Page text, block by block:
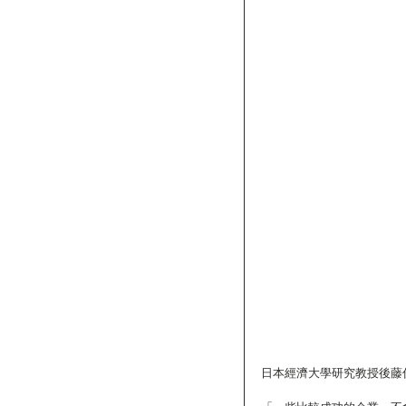
日本經濟大學研究教授後藤